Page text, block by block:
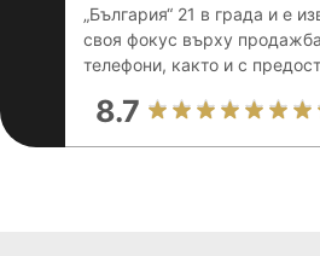
„България“ 21 в града и е
своя фокус върху
телефони, както и с
8.7